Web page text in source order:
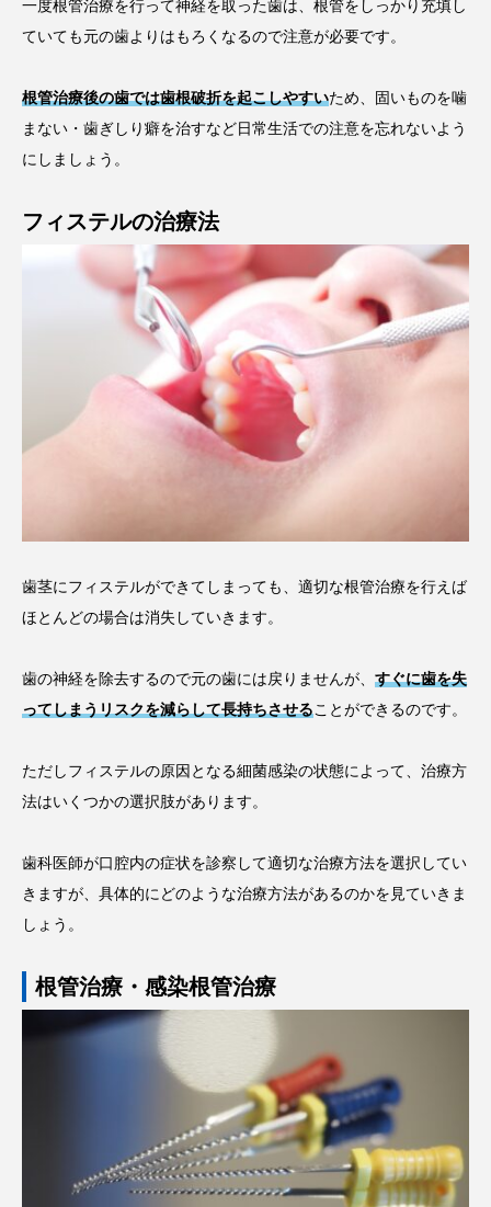
一度根管治療を行って神経を取った歯は、根管をしっかり充填し
ていても元の歯よりはもろくなるので注意が必要です。
根管治療後の歯では歯根破折を起こしやすいため、固いものを噛
まない・歯ぎしり癖を治すなど日常生活での注意を忘れないよう
にしましょう。
フィステルの治療法
歯茎にフィステルができてしまっても、適切な根管治療を行えば
ほとんどの場合は消失していきます。
歯の神経を除去するので元の歯には戻りませんが、 すぐに歯を失
ってしまうリスクを減らして長持ちさせる ことができるのです。
ただしフィステルの原因となる細菌感染の状態によって、治療方
法はいくつかの選択肢があります。
歯科医師が口腔内の症状を診察して適切な治療方法を選択してい
きますが、具体的にどのような治療方法があるのかを見ていきま
しょう。
根管治療・感染根管治療